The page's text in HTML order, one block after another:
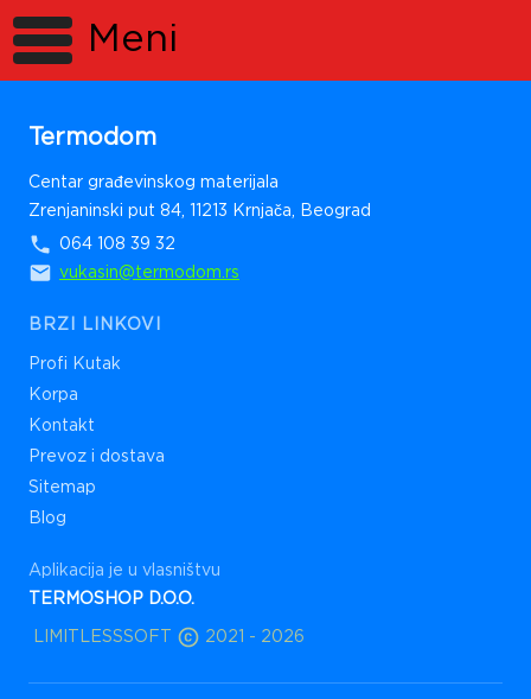
Meni
Termodom
Centar građevinskog materijala
Zrenjaninski put 84, 11213 Krnjača, Beograd
064 108 39 32
vukasin@termodom.rs
BRZI LINKOVI
Profi Kutak
Korpa
Kontakt
Prevoz i dostava
Sitemap
Blog
Aplikacija je u vlasništvu
TERMOSHOP D.O.O.
LIMITLESSSOFT 2021 - 2026